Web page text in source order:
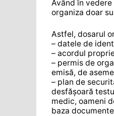
Având în
organiza doar
Astfel, dosarul
– datele de
– acordul
– permis de
emisă, de
– plan de
desfășoară
medic, oameni
baza